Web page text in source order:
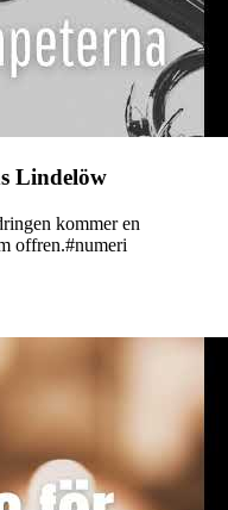
Lindelöw
kommer en
offren.#numeri